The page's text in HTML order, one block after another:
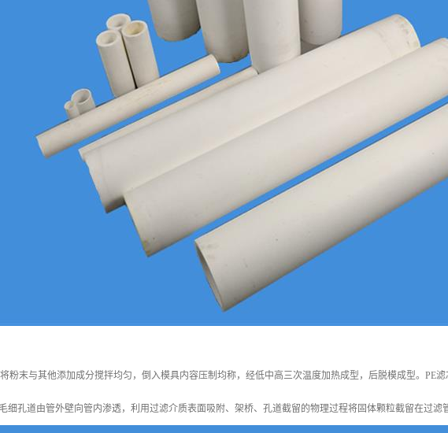
粉末与其他添加成分搅拌均匀，倒入模具内容压制均称，经低中高三次温度加热成型，后脱模成型。PE
细孔道由管外壁向管内渗透，利用过滤介质表面吸附、架桥、孔道截留的物理过程将固体颗粒截留在过滤